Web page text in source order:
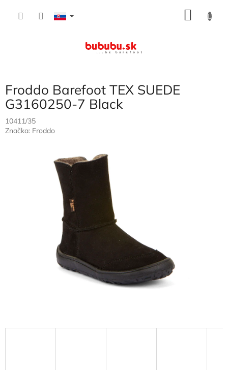
Froddo Barefoot TEX SUEDE
G3160250-7 Black
10411/35
Značka: Froddo